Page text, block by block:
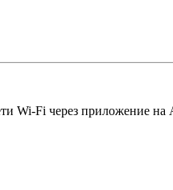
Wi-Fi через приложение